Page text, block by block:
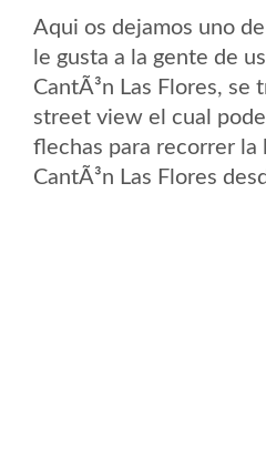
Aqui os dejamos uno
le gusta a la gente de
CantÃ³n Las Flores, se
street view el cual
flechas para recorrer la
CantÃ³n Las Flores